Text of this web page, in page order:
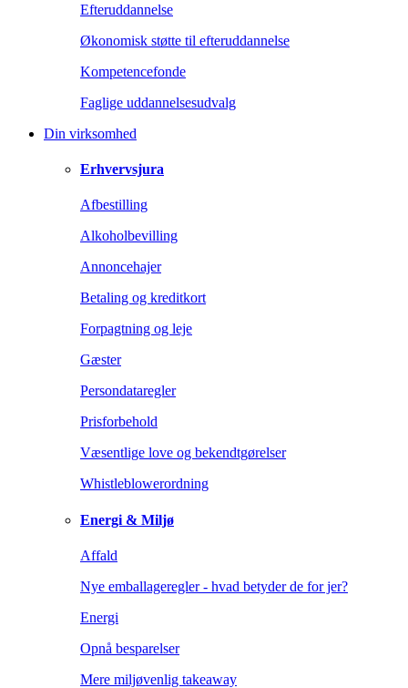
Efteruddannelse
Økonomisk støtte til efteruddannelse
Kompetencefonde
Faglige uddannelsesudvalg
Din virksomhed
Erhvervsjura
Afbestilling
Alkoholbevilling
Annoncehajer
Betaling og kreditkort
Forpagtning og leje
Gæster
Persondataregler
Prisforbehold
Væsentlige love og bekendtgørelser
Whistleblowerordning
Energi & Miljø
Affald
Nye emballageregler - hvad betyder de for jer?
Energi
Opnå besparelser
Mere miljøvenlig takeaway